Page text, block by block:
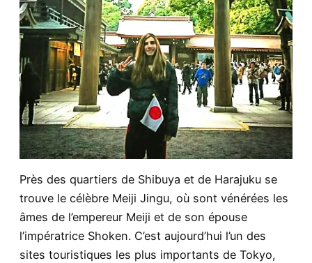
Près des quartiers de Shibuya et de Harajuku se
trouve le célèbre Meiji Jingu, où sont vénérées les
âmes de l’empereur Meiji et de son épouse
l’impératrice Shoken. C’est aujourd’hui l’un des
sites touristiques les plus importants de Tokyo,